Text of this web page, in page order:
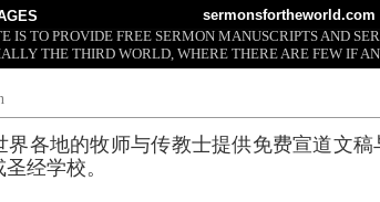
sermonsfortheworld.com
IS TO PROVIDE FREE SERMON MANUSCRIPTS AND
THE THIRD WORLD, WHERE THERE ARE FEW IF
界各地的牧师与传教士提供免费宣道文
经学校。